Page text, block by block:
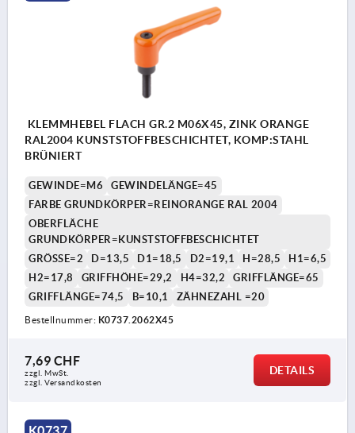
KLEMMHEBEL FLACH GR.2 M06X45, ZINK ORANGE
RAL2004 KUNSTSTOFFBESCHICHTET, KOMP:STAHL
BRÜNIERT
GEWINDE=M6
GEWINDELÄNGE=45
FARBE GRUNDKÖRPER=REINORANGE RAL 2004
OBERFLÄCHE
GRUNDKÖRPER=KUNSTSTOFFBESCHICHTET
GRÖSSE=2
D=13,5 D1=18,5 D2=19,1 H=28,5
H1=6,5
H2=17,8
GRIFFHÖHE=29,2 H4=32,2
GRIFFLÄNGE=65
GRIFFLÄNGE=74,5
B=10,1 ZÄHNEZAHL =20
Bestellnummer: K0737.2062X45
7,69 CHF
zzgl. MwSt.
zzgl. Versandkosten
DETAILS